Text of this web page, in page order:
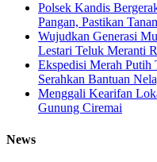
Polsek Kandis
Pangan, Pastikan
Wujudkan Generasi
Lestari Teluk Meranti
Ekspedisi Merah Putih
Serahkan Bantuan
Menggali Kearifan
Gunung Ciremai
News